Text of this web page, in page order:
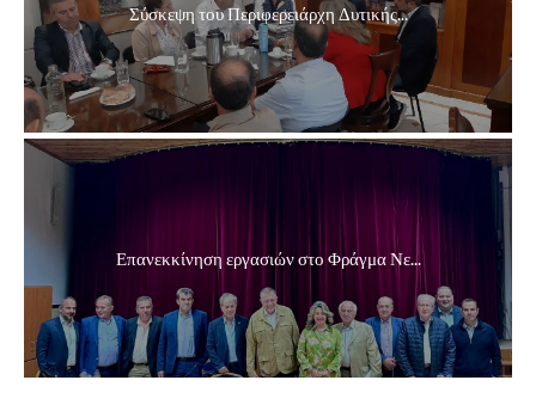
Σύσκεψη του Περιφερειάρχη Δυτικής...
Επανεκκίνηση εργασιών στο Φράγμα Νε...